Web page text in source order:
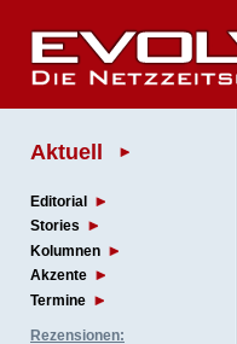
Aktuell
Editorial
Stories
Kolumnen
Akzente
Termine
Rezensionen: